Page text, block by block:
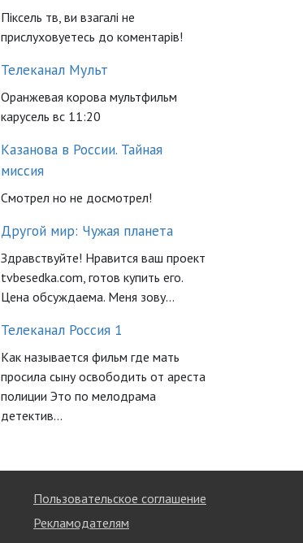
Піксель тв, ви взагалі не
прислуховуетесь до коментарів!
Телеканал Мульт
Оранжевая корова мультфильм
карусель вс 11:20
Казанова в России. Тайная
миссия
Смотрел но не досмотрел!
Другой мир: Чужая планета
Здравствуйте! Нравится ваш проект
tvbesedka.com, готов купить его.
Цена обсуждаема. Меня зову...
Телеканал Россия 1
Как называется фильм где мать
просила сыну освободить от ареста
полиции Это по мелодрама
детектив...
Пользовательское соглашение
Рекламодателям